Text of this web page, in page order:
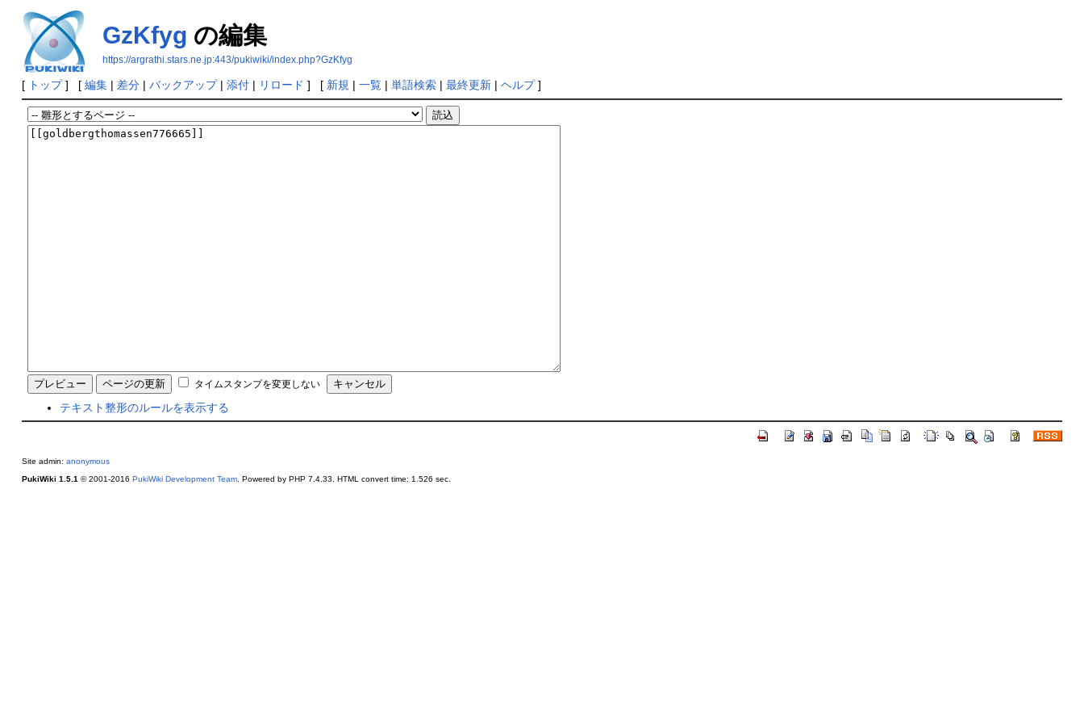
GzKfyg の編集
https://argrathi.stars.ne.jp:443/pukiwiki/index.php?GzKfyg
[ トップ] [ 編集| 差分| バックアップ| 添付| リロード ] [ 新規 | 一覧| 単語検索| 最終更新| ヘルプ]
タイムスタンプを変更しない
テキスト整形のルールを表示する
Site admin: anonymous
PukiWiki 1.5.1 © 2001-2016 PukiWiki Development Team. Powered by PHP 7.4.33. HTML convert time: 1.526 sec.